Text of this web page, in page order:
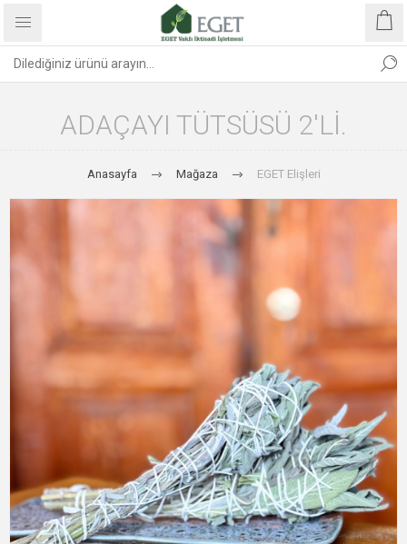
ADAÇAYI TÜTSÜSÜ 2'LI.
Anasayfa Mağaza EGET Elişleri